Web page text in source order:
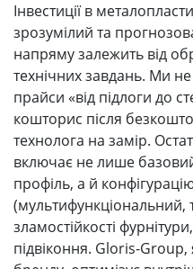
Інвестиції в
зрозумілий та
напряму залежить від
технічних завдань. Ми
прайси «від підлоги до
кошторис після
технолога на замір.
включає не лише
профіль, а й
(мультифункціональний,
зламостійкості
підвіконня. Gloris-